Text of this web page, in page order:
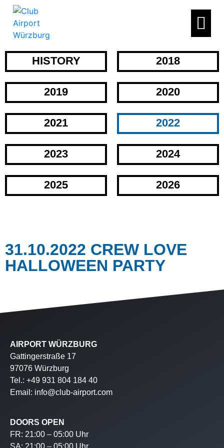
HISTORY 2018
2019 2020
2021 2022
2023 2024
2025 2026
31.10.2022 CREW LOVE
HALLOWEEN PARTY
AIRPORT WÜRZBURG
Gattingerstraße 17
97076 Würzburg
Tel.: +49 931 804 184 40
Email: info@club-airport.com
DOORS OPEN
FR: 21:00 – 05:00 Uhr
SA: 21:00 – 05:00 Uhr